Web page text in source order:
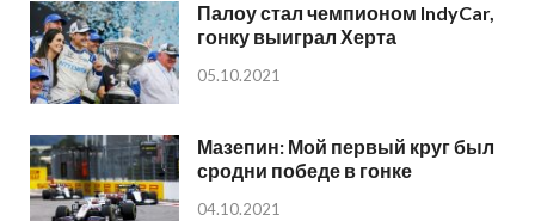
Палоу стал чемпионом IndyCar,
гонку выиграл Херта
05.10.2021
Мазепин: Мой первый круг был
сродни победе в гонке
04.10.2021